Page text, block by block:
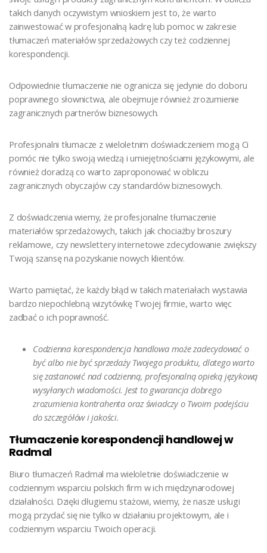
takich danych oczywistym wnioskiem jest to, że warto
zainwestować w profesjonalną kadrę lub pomoc w zakresie
tłumaczeń materiałów sprzedażowych czy też codziennej
korespondencji.
Odpowiednie tłumaczenie nie ogranicza się jedynie do doboru
poprawnego słownictwa, ale obejmuje również zrozumienie
zagranicznych partnerów biznesowych.
Profesjonalni tłumacze z wieloletnim doświadczeniem mogą Ci
pomóc nie tylko swoją wiedzą i umiejętnościami językowymi, ale
również doradzą co warto zaproponować w obliczu
zagranicznych obyczajów czy standardów biznesowych.
Z doświadczenia wiemy, że profesjonalne tłumaczenie
materiałów sprzedażowych, takich jak chociażby broszury
reklamowe, czy newslettery internetowe zdecydowanie zwiększy
Twoją szansę na pozyskanie nowych klientów.
Warto pamiętać, że każdy błąd w takich materiałach wystawia
bardzo niepochlebną wizytówkę Twojej firmie, warto więc
zadbać o ich poprawność.
Codzienna korespondencja handlowa może zadecydować o
być albo nie być sprzedaży Twojego produktu, dlatego warto
się zastanowić nad codzienną, profesjonalną opieką językową
wysyłanych wiadomości. Jest to gwarancja dobrego
zrozumienia kontrahenta oraz świadczy o Twoim podejściu
do szczegółów i jakości.
Tłumaczenie korespondencji handlowej w
Radmal
Biuro tłumaczeń Radmal ma wieloletnie doświadczenie w
codziennym wsparciu polskich firm w ich międzynarodowej
działalności. Dzięki długiemu stażowi, wiemy, że nasze usługi
mogą przydać się nie tylko w działaniu projektowym, ale i
codziennym wsparciu Twoich operacji.